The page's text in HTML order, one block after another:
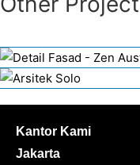
Kantor Kami
Jakarta